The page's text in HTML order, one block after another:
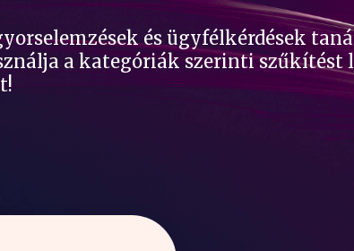
és ügyfélkérdések
a kategóriák szerinti szűkítést